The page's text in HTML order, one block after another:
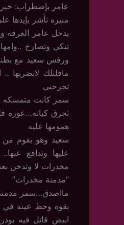
عامر بإضطراب:
منيره تأشر بإيدها
يدخل عامر الغرفه
تبكي وتصارخ
ورفس سعيد مع
ماقلتلك لاتضربها
تجرحني
سمر كانت متمسكه
تحرق كيانه…عوره
همومها عليه
سعيد وهو يقوم
عليها وتدافع
مخدرات لا وتدخن
“مدمنة مخدرات”
مااصدق…سمر
بقوه وحط عينه في
ابيض قاتل فيه